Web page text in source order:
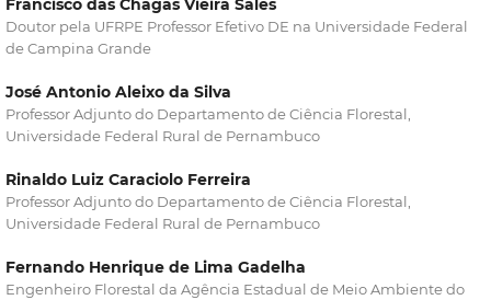
Francisco das Chagas Vieira Sales
Doutor pela UFRPE Professor Efetivo DE na Universidade Federal
de Campina Grande
José Antonio Aleixo da Silva
Professor Adjunto do Departamento de Ciência Florestal,
Universidade Federal Rural de Pernambuco
Rinaldo Luiz Caraciolo Ferreira
Professor Adjunto do Departamento de Ciência Florestal,
Universidade Federal Rural de Pernambuco
Fernando Henrique de Lima Gadelha
Engenheiro Florestal da Agência Estadual de Meio Ambiente do